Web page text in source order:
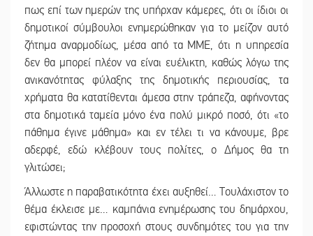
πως επί των ημερών της υπήρχαν κάμερες, ότι οι ίδιοι οι
δημοτικοί σύμβουλοι ενημερώθηκαν για το μείζον αυτό
ζήτημα αναρμοδίως, μέσα από τα ΜΜΕ, ότι η υπηρεσία
δεν θα μπορεί πλέον να είναι ευέλικτη, καθώς λόγω της
ανικανότητας φύλαξης της δημοτικής περιουσίας, τα
χρήματα θα κατατίθενται άμεσα στην τράπεζα, αφήνοντας
στα δημοτικά ταμεία μόνο ένα πολύ μικρό ποσό, ότι «το
πάθημα έγινε μάθημα» και εν τέλει τι να κάνουμε, βρε
αδερφέ, εδώ κλέβουν τους πολίτες, ο Δήμος θα τη
γλιτώσει;
Άλλωστε η παραβατικότητα έχει αυξηθεί… Τουλάχιστον το
θέμα έκλεισε με… καμπάνια ενημέρωσης του δημάρχου,
εφιστώντας την προσοχή στους συνδημότες του για την